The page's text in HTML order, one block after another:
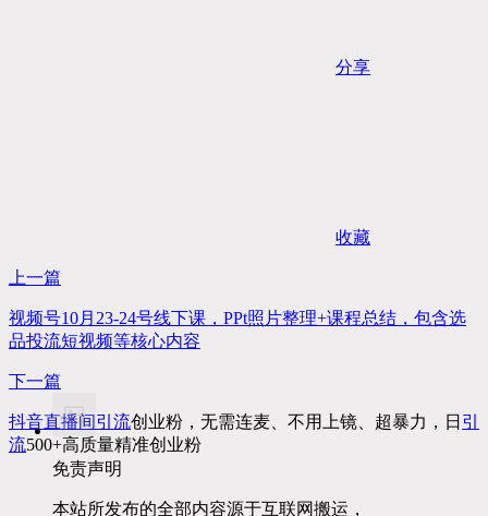
分享
收藏
上一篇
视频号10月23-24号线下课，PPt照片整理+课程总结，包含选
品投流短视频等核心内容
下一篇
抖音直播间引流创业粉，无需连麦、不用上镜、超暴力，日 引
流500+高质量精准创业粉
免责声明
本站所发布的全部内容源于互联网搬运，